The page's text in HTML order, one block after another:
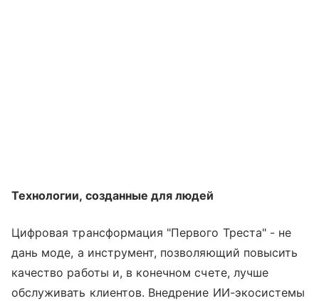
Технологии, созданные для людей
Цифровая трансформация "Первого Треста" - не
дань моде, а инструмент, позволяющий повысить
качество работы и, в конечном счете, лучше
обслуживать клиентов. Внедрение ИИ-экосистемы